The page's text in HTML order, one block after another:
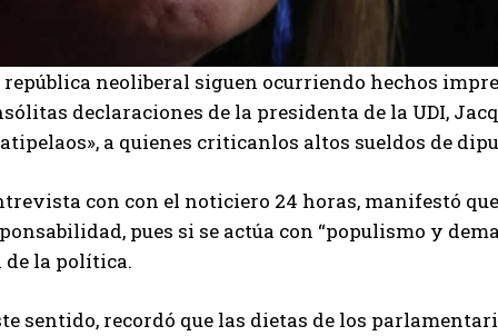
neoliberal siguen ocurriendo hechos
declaraciones de la presidenta de la UDI,
a quienes criticanlos altos sueldos de
con con el noticiero 24 horas, manifestó
pues si se actúa con “populismo y
la política.
sentido, recordó que las dietas de los